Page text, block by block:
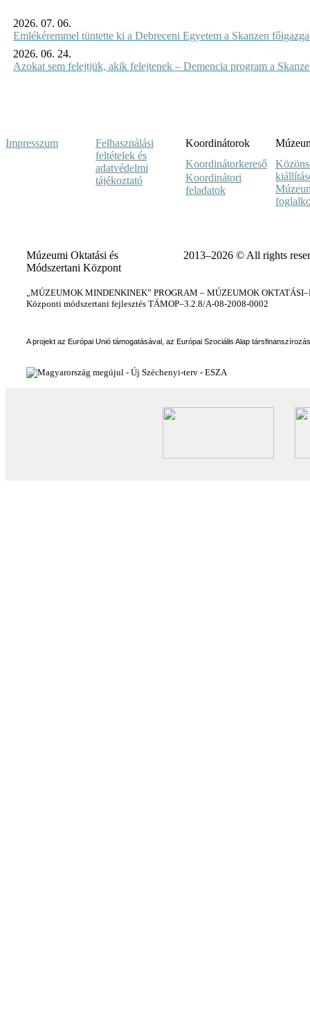
2026. 07. 06.
Emlékéremmel tüntette ki a Debreceni Egyetem a Skanzen
2026. 06. 24.
Azokat sem felejtjük, akik felejtenek – Demencia program a
Impresszum
Felhasználási
feltételek és
adatvédelmi
tájékoztató
Koordinátorok
Koordinátorkereső
Koordinátori
feladatok
Múzeumi Oktatási és
Módszertani Központ
2013–2026 © All rights
„MÚZEUMOK MINDENKINEK” PROGRAM – MÚZEUMOK
Központi módszertani fejlesztés TÁMOP–3.2.8/A-08-2008-0002
A projekt az Európai Unió támogatásával, az Európai Szociális Alap